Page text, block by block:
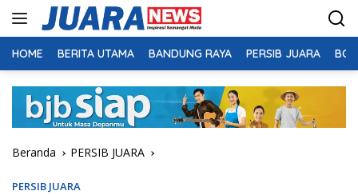
HOME BERITA UTAMA BANDUNG RAYA PERSIB JUARA
Beranda PERSIB JUARA
PERSIB JUARA